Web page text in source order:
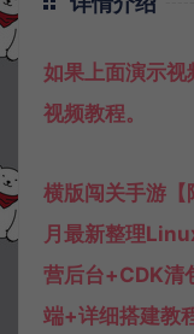
如果上面演示视
视频教程。
横版闯关手游
月最新整理
营后台+CDK清
端+详细搭建教